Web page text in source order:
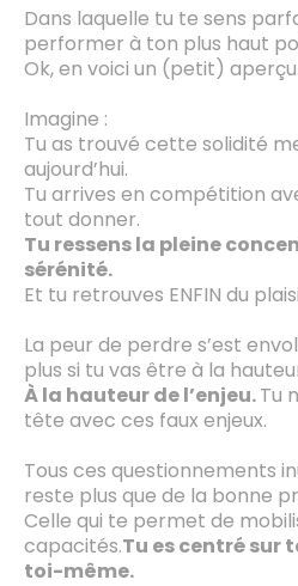
Dans laquelle tu te sens
performer à ton plus haut
Ok, en voici un (petit)
Imagine :
Tu as trouvé cette solidité
aujourd’hui.
Tu arrives en compétition
tout donner.
Tu ressens la pleine
sérénité.
Et tu retrouves ENFIN du
La peur de perdre s’est
plus si tu vas être à la
À la hauteur de l’enjeu.Tu
tête avec ces faux enjeux.
Tous ces questionnements
reste plus que de la bonne
Celle qui te permet de
capacités.Tu es centré sur
toi-même.